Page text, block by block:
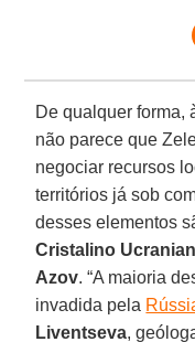
De qualquer forma,
não parece que
negociar recursos
territórios já sob
desses elementos
Cristalino
Azov. “A maioria
invadida pela
Liventseva,